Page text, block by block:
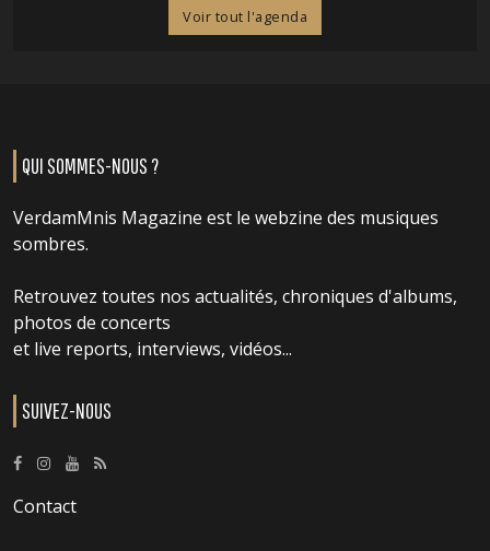
Voir tout l'agenda
QUI SOMMES-NOUS ?
VerdamMnis Magazine est le webzine des musiques
sombres.
Retrouvez toutes nos actualités, chroniques d'albums,
photos de concerts
et live reports, interviews, vidéos...
SUIVEZ-NOUS
Contact